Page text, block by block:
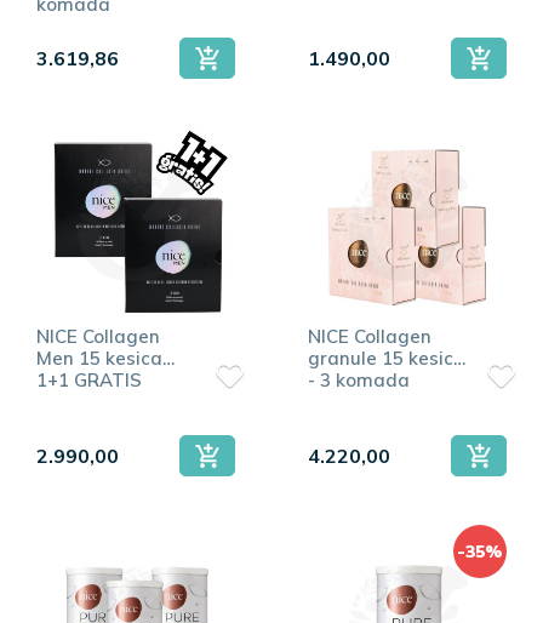
3.619,86 1.490,00
NICE Collagen
Men 15 kesica
1+1 GRATIS
2.990,00
NICE Collagen
granule 15 kesica
- 3 komada
4.220,00
-35%